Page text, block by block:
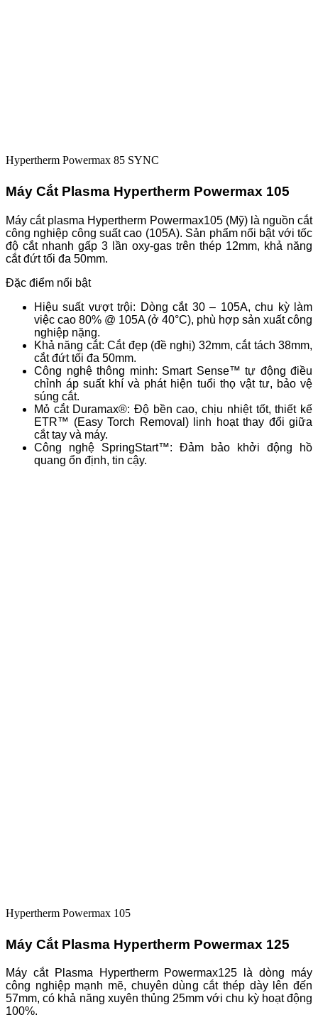
Hypertherm Powermax 85 SYNC
Máy Cắt Plasma Hypertherm Powermax 105
Máy cắt plasma Hypertherm Powermax105 (Mỹ) là nguồn cắt
công nghiệp công suất cao (105A). Sản phẩm nổi bật với tốc
độ cắt nhanh gấp 3 lần oxy-gas trên thép 12mm, khả năng
cắt đứt tối đa 50mm.
Đặc điểm nổi bật
Hiệu suất vượt trội: Dòng cắt 30 – 105A, chu kỳ làm
việc cao 80% @ 105A (ở 40°C), phù hợp sản xuất công
nghiệp nặng.
Khả năng cắt: Cắt đẹp (đề nghị) 32mm, cắt tách 38mm,
cắt đứt tối đa 50mm.
Công nghệ thông minh: Smart Sense™ tự động điều
chỉnh áp suất khí và phát hiện tuổi thọ vật tư, bảo vệ
súng cắt.
Mỏ cắt Duramax®: Độ bền cao, chịu nhiệt tốt, thiết kế
ETR™ (Easy Torch Removal) linh hoạt thay đổi giữa
cắt tay và máy.
Công nghệ SpringStart™: Đảm bảo khởi động hồ
quang ổn định, tin cậy.
Hypertherm Powermax 105
Máy Cắt Plasma Hypertherm Powermax 125
Máy cắt Plasma Hypertherm Powermax125 là dòng máy
công nghiệp mạnh mẽ, chuyên dùng cắt thép dày lên đến
57mm, có khả năng xuyên thủng 25mm với chu kỳ hoạt động
100%.